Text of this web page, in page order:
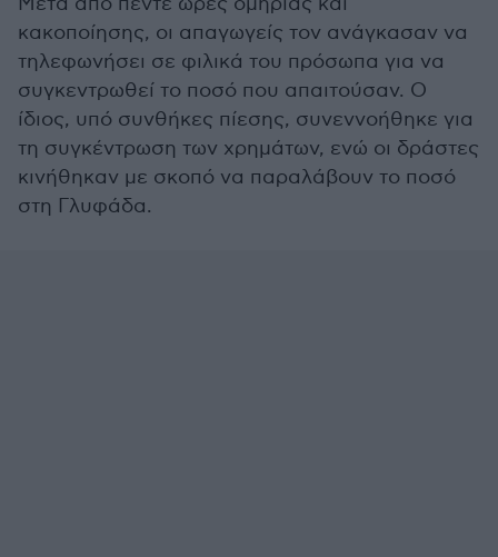
κακοποίησης, οι απαγωγείς τον ανάγκασαν να
τηλεφωνήσει σε φιλικά του πρόσωπα για να
συγκεντρωθεί το ποσό που απαιτούσαν. Ο
ίδιος, υπό συνθήκες πίεσης, συνεννοήθηκε για
τη συγκέντρωση των χρημάτων, ενώ οι δράστες
κινήθηκαν με σκοπό να παραλάβουν το ποσό
στη Γλυφάδα.